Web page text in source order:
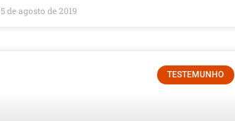
5 de agosto de 2019
TESTEMUNHO